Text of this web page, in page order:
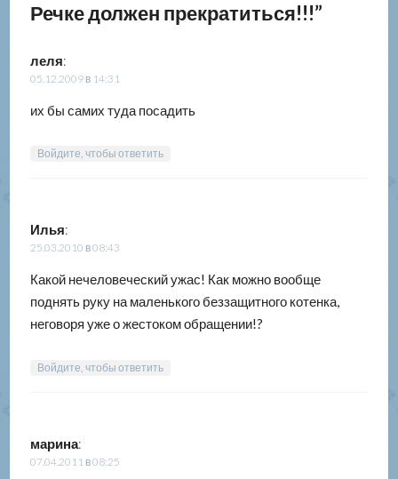
Речке должен прекратиться!!!”
леля:
05.12.2009 в 14:31
их бы самих туда посадить
Войдите, чтобы ответить
Илья:
25.03.2010 в 08:43
Какой нечеловеческий ужас! Как можно вообще
поднять руку на маленького беззащитного котенка,
неговоря уже о жестоком обращении!?
Войдите, чтобы ответить
марина:
07.04.2011 в 08:25